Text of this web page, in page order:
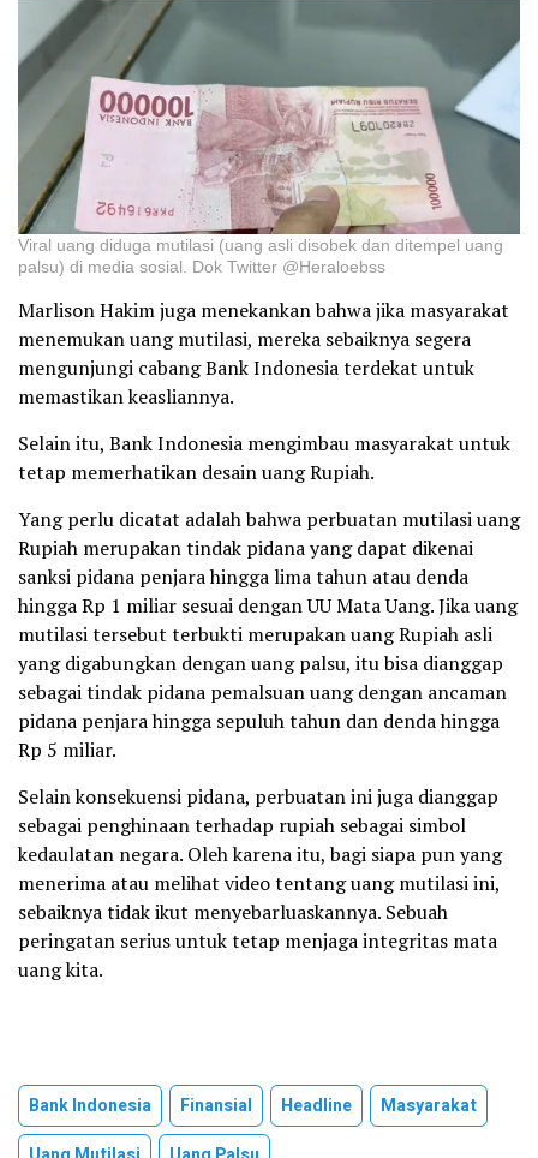
Viral uang diduga mutilasi (uang asli disobek dan ditempel uang
palsu) di media sosial. Dok Twitter @Heraloebss
Marlison Hakim juga menekankan bahwa jika masyarakat
menemukan uang mutilasi, mereka sebaiknya segera
mengunjungi cabang Bank Indonesia terdekat untuk
memastikan keasliannya.
Selain itu, Bank Indonesia mengimbau masyarakat untuk
tetap memerhatikan desain uang Rupiah.
Yang perlu dicatat adalah bahwa perbuatan mutilasi uang
Rupiah merupakan tindak pidana yang dapat dikenai
sanksi pidana penjara hingga lima tahun atau denda
hingga Rp 1 miliar sesuai dengan UU Mata Uang. Jika uang
mutilasi tersebut terbukti merupakan uang Rupiah asli
yang digabungkan dengan uang palsu, itu bisa dianggap
sebagai tindak pidana pemalsuan uang dengan ancaman
pidana penjara hingga sepuluh tahun dan denda hingga
Rp 5 miliar.
Selain konsekuensi pidana, perbuatan ini juga dianggap
sebagai penghinaan terhadap rupiah sebagai simbol
kedaulatan negara. Oleh karena itu, bagi siapa pun yang
menerima atau melihat video tentang uang mutilasi ini,
sebaiknya tidak ikut menyebarluaskannya. Sebuah
peringatan serius untuk tetap menjaga integritas mata
uang kita.
Bank Indonesia Finansial Headline
Masyarakat